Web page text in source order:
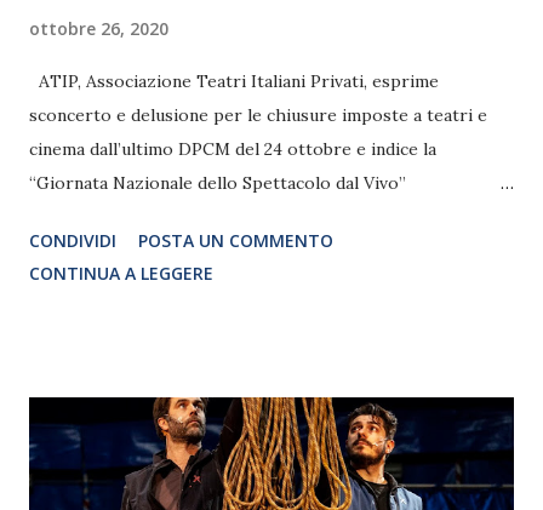
ottobre 26, 2020
ATIP, Associazione Teatri Italiani Privati, esprime
sconcerto e delusione per le chiusure imposte a teatri e
cinema dall’ultimo DPCM del 24 ottobre e indice la
“Giornata Nazionale dello Spettacolo dal Vivo”
novembre 2020 In seguito alla chiusura imposta a teatri
e cinema dall’ultimo DPCM firmato dal Premier il 24
Presidente del Consiglio Conte, ai Ministri Franceschini e
Speranza, al Commissario per l’emergenza Borrelli e al
Coordinatore del Comitato Tecnico Scientifico Miozzo. Ma
CONDIVIDI
POSTA UN COMMENTO
CONTINUA A LEGGERE